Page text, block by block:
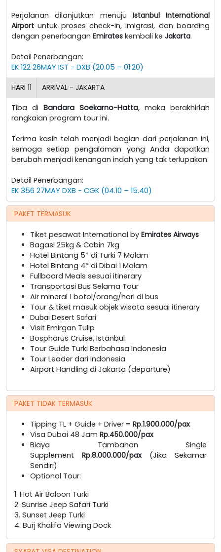
Perjalanan dilanjutkan menuju Istanbul International
Airport untuk proses check-in, imigrasi, dan boarding
dengan penerbangan Emirates kembali ke Jakarta.
Detail Penerbangan:
EK 122 26MAY IST - DXB (20.05 – 01.20)
HARI 11 ARRIVAL - JAKARTA
Tiba di Bandara Soekarno-Hatta, maka berakhirlah
rangkaian program tour ini.
Terima kasih telah menjadi bagian dari perjalanan ini,
semoga setiap pengalaman yang Anda dapatkan
berubah menjadi kenangan indah yang tak terlupakan.
Detail Penerbangan:
EK 356 27MAY DXB - CGK (04.10 – 15.40)
PAKET TERMASUK
Tiket pesawat International by Emirates Airways
Bagasi 25kg & Cabin 7kg
Hotel Bintang 5* di Turki 7 Malam
Hotel Bintang 4* di Dibai 1 Malam
Fullboard Meals sesuai itinerary
Transportasi Bus Selama Tour
Air mineral 1 botol/orang/hari di bus
Tour & tiket masuk objek wisata sesuai itinerary
Dubai Desert Safari
Visit Emirgan Tulip
Bosphorus Cruise, Istanbul
Tour Guide Turki Berbahasa Indonesia
Tour Leader dari Indonesia
Airport Handling di Jakarta (departure)
PAKET TIDAK TERMASUK
Tipping TL + Guide + Driver = Rp.1.900.000/pax
Visa Dubai 48 Jam Rp.450.000/pax
Biaya Tambahan Single
Supplement Rp.8.000.000/pax (Jika Sekamar
Sendiri)
Optional Tour:
1. Hot Air Baloon Turki
2. Sunrise Jeep Safari Turki
3. Sunset Jeep Turki
4. Burj Khalifa Viewing Dock